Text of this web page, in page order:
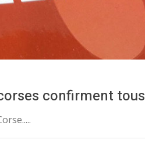
confirment tous